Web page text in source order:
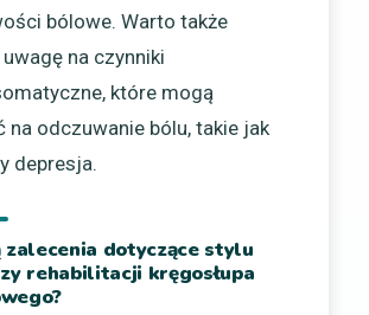
bólowe. Warto także
na czynniki
które mogą
na odczuwanie bólu, takie jak
depresja.
zalecenia dotyczące stylu
rehabilitacji kręgosłupa